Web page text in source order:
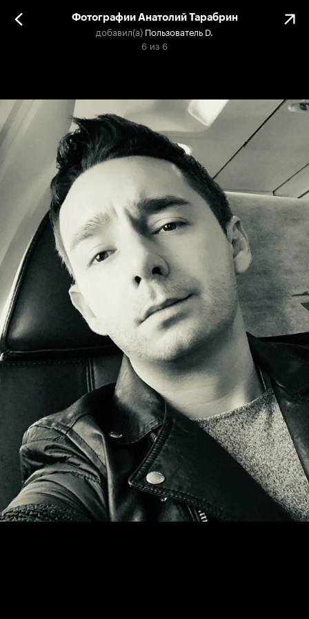
Фотографии Анатолий Тарабрин
добавил(а) Пользователь D.
6 из 6